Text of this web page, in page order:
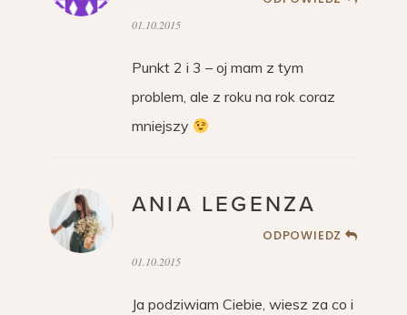
01.10.2015
Punkt 2 i 3 – oj mam z tym
problem, ale z roku na rok coraz
mniejszy
ANIA LEGENZA
ODPOWIEDZ
01.10.2015
Ja podziwiam Ciebie, wiesz za co i